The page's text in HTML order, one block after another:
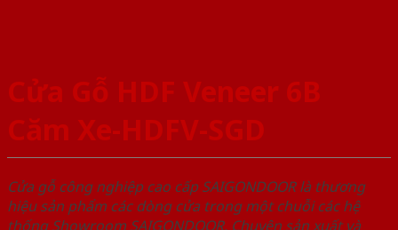
Cửa Gỗ HDF Veneer 6B
Căm Xe-HDFV-SGD
Cửa gỗ công nghiệp cao cấp SAIGONDOOR là thương
hiệu sản phẩm các dòng cửa trong một chuỗi các hệ
thống Showroom SAIGONDOOR. Chuyên sản xuất và